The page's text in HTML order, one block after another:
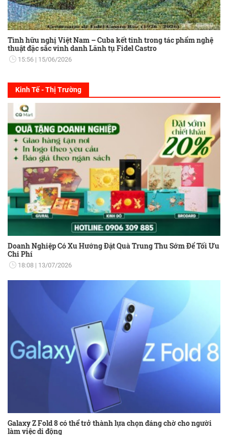
Tình hữu nghị Việt Nam – Cuba kết tinh trong tác phẩm nghệ
thuật đặc sắc vinh danh Lãnh tụ Fidel Castro
15:56 15/06/2026
Kinh Tế - Thị Trường
Doanh Nghiệp Có Xu Hướng Đặt Quà Trung Thu Sớm Để Tối Ưu
Chi Phí
18:08 13/07/2026
Galaxy Z Fold 8 có thể trở thành lựa chọn đáng chờ cho người
làm việc di động